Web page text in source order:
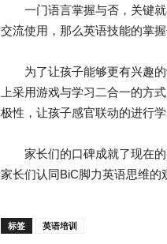
一门语言掌握与否，关键就
交流使用，那么英语技能的掌握
为了让孩子能够更有兴趣的
上采用游戏与学习二合一的方
极性，让孩子感官联动的进行学
家长们的口碑成就了现在的
家长们认同BiC脚力英语思维的
标签 英语培训